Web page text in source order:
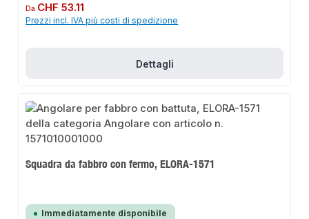
Prezzo normale:
Da CHF 53.11
Prezzi incl. IVA più costi di spedizione
Dettagli
Squadra da fabbro con fermo, ELORA-1571
Immediatamente disponibile